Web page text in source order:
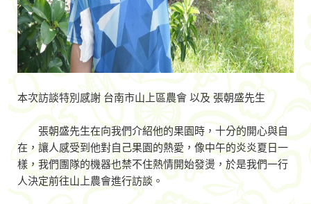
本次訪談特別感謝 台南市山上區農會 以及 張朝盛先生
張朝盛先生在向我們介紹他的果園時，十分的開心與自
在，讓人感受到他對自己果園的熱愛，像中午的炎炎夏日一
樣，我們團隊的機器也禁不住熱情開始發燙，於是我們一行
人決定前往山上農會進行訪談。